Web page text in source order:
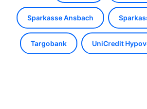
Sparkasse Ansbach
Targobank UniCredit